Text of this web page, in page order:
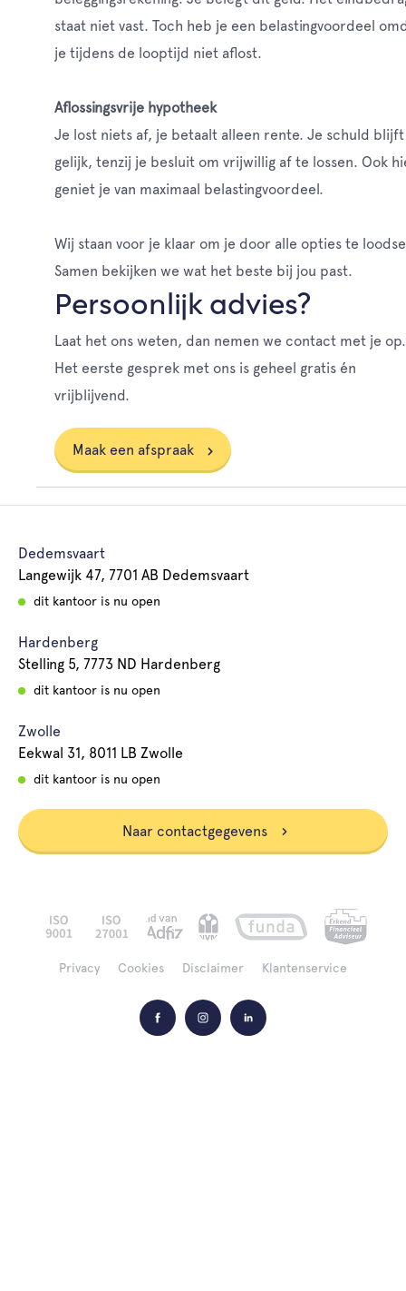
staat niet vast. Toch heb je een belastingvoordeel
je tijdens de looptijd niet aflost.
Aflossingsvrije hypotheek
Je lost niets af, je betaalt alleen rente. Je schuld blijft
gelijk, tenzij je besluit om vrijwillig af te lossen. Ook
geniet je van maximaal belastingvoordeel.
Wij staan voor je klaar om je door alle opties te
Samen bekijken we wat het beste bij jou past.
Persoonlijk advies?
Laat het ons weten, dan nemen we contact met je op.
Het eerste gesprek met ons is geheel gratis én
vrijblijvend.
Maak een afspraak
Dedemsvaart
Langewijk 47, 7701 AB Dedemsvaart
dit kantoor is nu open
Hardenberg
Stelling 5, 7773 ND Hardenberg
dit kantoor is nu open
Zwolle
Eekwal 31, 8011 LB Zwolle
dit kantoor is nu open
Naar contactgegevens
Privacy Cookies Disclaimer Klantenservice